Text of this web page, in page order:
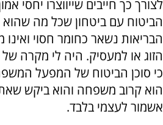
לצורך כך חייבים שייווצרו יחסי
הביטוח עם ביטחון שכל מה
הבריאות נשאר כחומר חסוי
הזוג או למעסיק. היה לי מקרה
כי סוכן הביטוח של המפעל
הוא קרוב משפחה והוא ביקש שאת
אשמור לעצמי בלבד.